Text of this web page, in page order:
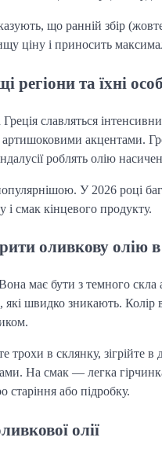
що ранній збір
ціну і приносить
та їхні
Греція славляться
артишоковими акцентами.
роблять олію
У 2026 році
і смак кінцевого продукту.
оливкову олію
має бути з темного
швидко зникають. Колір
трохи в склянку, зігрійте
На смак — легка гірчинка
старіння або підробку.
олії